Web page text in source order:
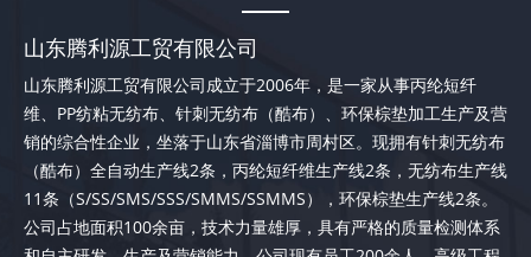
山东腾利源工贸有限公司
山东腾利源工贸有限公司成立于2006年，是一家从事丙纶短纤
维、PP纺粘无纺布、针刺无纺布（酷布）、环保棕垫加工生产及营
销的综合性企业，坐落于山东省淄博市周村区。现拥有针刺无纺布
（酷布）全自动生产线2条，丙纶短纤维生产线2条，无纺布生产线
11条（S/SS/SMS/SSS/SMMS/SSMMS），环保棕垫生产线2条。
公司占地面积100余亩，技术力量雄厚，具有严格的质量检测体系
0
1
2
3
4
5
2
9
6
3